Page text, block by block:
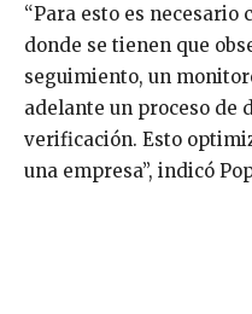
“Para esto es necesario
donde se tienen que
seguimiento, un
adelante un proceso de
verificación. Esto
una empresa”, indicó